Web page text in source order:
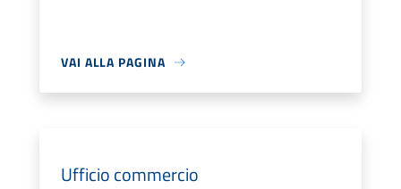
VAI ALLA PAGINA
Ufficio commercio